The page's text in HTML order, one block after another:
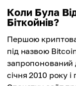
Коли Була
Біткойнів?
Першою
під назвою
запропонований
січня 2010 року